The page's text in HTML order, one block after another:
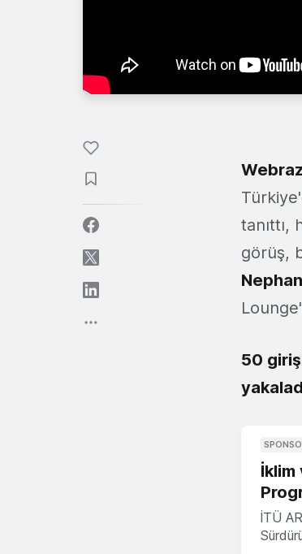
görüş,
50
İklim
İTÜ